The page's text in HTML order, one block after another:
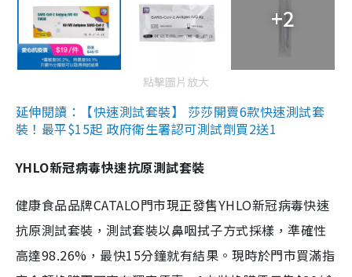
+2
點擊圖片放大
延伸閱讀：【快速測試套裝】 莎莎開賣6款快速測試套
裝！最平$15起 政府衛生署認可測試劑買2送1
YHLO新冠病毒快速抗原測試套裝
健康食品品牌CATALO門市現正發售YHLO新冠病毒快速
抗原測試套裝，測試套裝以鼻咽拭子方式採樣，準確性
高達98.26%，最快15分鐘就有結果。現時於門市買滿指